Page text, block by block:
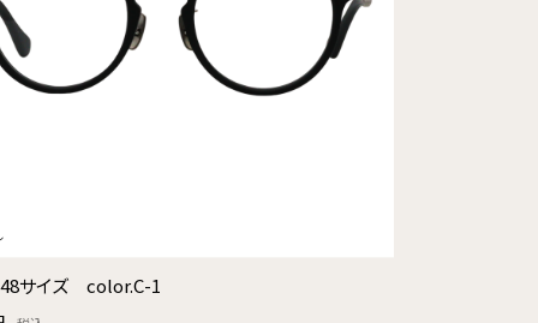
サイズ color.C-1